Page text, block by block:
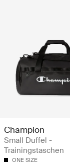
Champion
Small Duffel -
Trainingstaschen
ONE SIZE